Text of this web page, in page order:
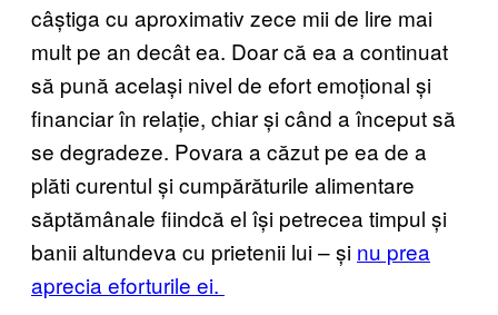
câștiga cu aproximativ zece mii de lire mai
mult pe an decât ea. Doar că ea a continuat
să pună același nivel de efort emoțional și
financiar în relație, chiar și când a început să
se degradeze. Povara a căzut pe ea de a
plăti curentul și cumpărăturile alimentare
săptămânale fiindcă el își petrecea timpul și
banii altundeva cu prietenii lui – și nu prea
aprecia eforturile ei.